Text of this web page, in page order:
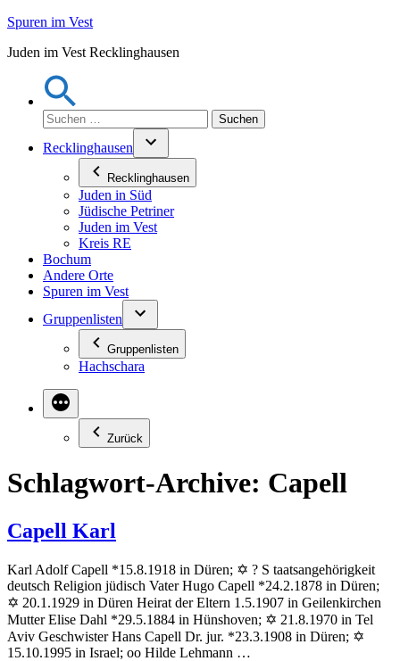
Zum
springen
Spuren im Vest
Juden im Vest Recklinghausen
Suchen
nach:
Recklinghausen
Recklinghausen
Juden in Süd
Jüdische Petriner
Juden im Vest
Kreis RE
Bochum
Andere Orte
Spuren im Vest
Gruppenlisten
Gruppenlisten
Hachschara
Zurück
Schlagwort-Archive: Capell
Capell Karl
Karl Adolf Capell *15.8.1918 in Düren; ✡ ? S taatsangehörigkeit
deutsch Religion jüdisch Vater Hugo Capell *24.2.1878 in Düren;
✡ 20.1.1929 in Düren Heirat der Eltern 1.5.1907 in Geilenkirchen
Mutter Elise Dahl *29.5.1884 in Hünshoven; ✡ 21.8.1970 in Tel
Aviv Geschwister Hans Capell Dr. jur. *23.3.1908 in Düren; ✡
15.10.1995 in Israel; oo Hilde Lehmann …